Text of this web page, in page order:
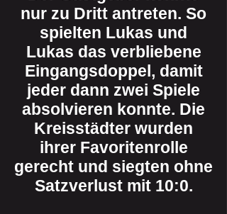
nur zu Dritt antreten. So
spielten Lukas und
Lukas das verbliebene
Eingangsdoppel, damit
jeder dann zwei Spiele
absolvieren konnte. Die
Kreisstädter wurden
ihrer Favoritenrolle
gerecht und siegten ohne
Satzverlust mit 10:0.